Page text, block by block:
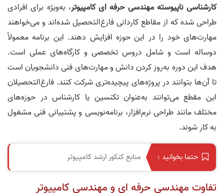
کارشناسی ناپیوسته مهندسی حرفه ای کامپیوتر، به‌ویژه برای افرادی
طراحی شده که از مقاطع کاردانی فارغ‌التحصیل شده‌اند و می‌خواهند
مهارت‌های خود را در این حوزه افزایش دهند. این برنامه معمولاً
دو‌ساله است و شامل دروس تخصصی و کارگاه‌های عملی است.
هدف این دوره به‌روز کردن دانش و مهارت‌های فنی دانشجویان است
تا آن‌ها بتوانند در پروژه‌های پیچیده‌تری شرکت کنند. فارغ‌التحصیلان
این مقطع می‌توانند به‌عنوان تکنسین یا کارشناس در حوزه‌های
مختلف مانند طراحی نرم‌افزار، برنامه‌نویسی و پشتیبانی فنی مشغول
به کار شوند.
حتما بخوانید : منابع کنکور ارشد کامپیوتر
تفاوت مهندسی حرفه ای و مهندسی کامپیوتر